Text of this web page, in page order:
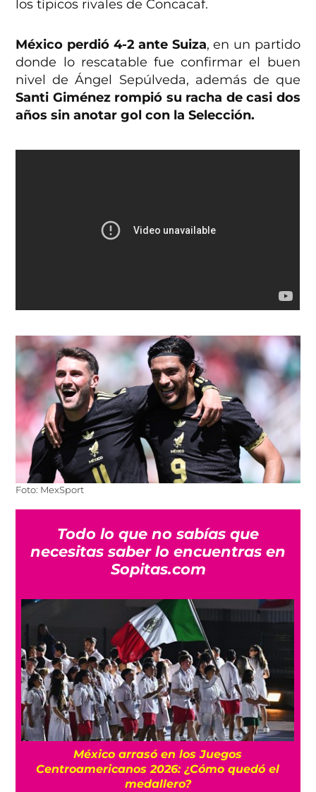
los típicos rivales de Concacaf.
México perdió 4-2 ante Suiza, en un partido
donde lo rescatable fue confirmar el buen
nivel de Ángel Sepúlveda, además de que
Santi Giménez rompió su racha de casi dos
años sin anotar gol con la Selección.
Foto: MexSport
Todo lo que no sabías que
necesitas saber lo encuentras en
Sopitas.com
México arrasó en los Juegos
Centroamericanos 2026: ¿Cómo quedó el
medallero?